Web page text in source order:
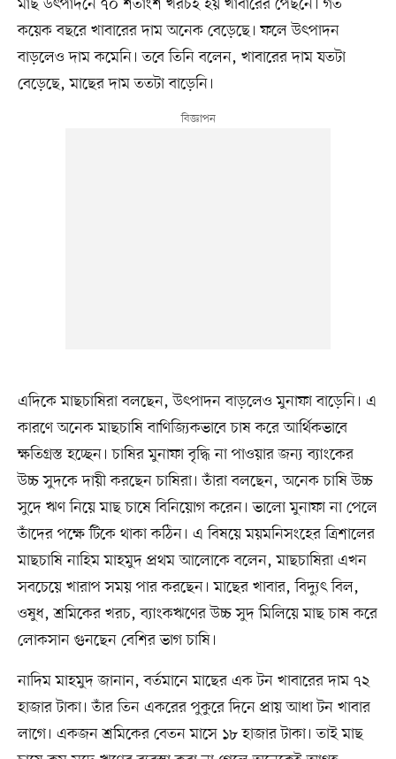
কয়েক বছরে খাবারের দাম অনেক বেড়েছে। ফলে উৎপাদন
বাড়লেও দাম কমেনি। তবে তিনি বলেন, খাবারের দাম যতটা
বেড়েছে, মাছের দাম ততটা বাড়েনি।
এদিকে মাছচাষিরা বলছেন, উৎপাদন বাড়লেও মুনাফা বাড়েনি। এ
কারণে অনেক মাছচাষি বাণিজ্যিকভাবে চাষ করে আর্থিকভাবে
ক্ষতিগ্রস্ত হচ্ছেন। চাষির মুনাফা বৃদ্ধি না পাওয়ার জন্য ব্যাংকের
উচ্চ সুদকে দায়ী করছেন চাষিরা। তাঁরা বলছেন, অনেক চাষি উচ্চ
সুদে ঋণ নিয়ে মাছ চাষে বিনিয়োগ করেন। ভালো মুনাফা না পেলে
তাঁদের পক্ষে টিকে থাকা কঠিন। এ বিষয়ে ময়মনিসংহের ত্রিশালের
মাছচাষি নাহিম মাহমুদ প্রথম আলোকে বলেন, মাছচাষিরা এখন
সবচেয়ে খারাপ সময় পার করছেন। মাছের খাবার, বিদ্যুৎ বিল,
ওষুধ, শ্রমিকের খরচ, ব্যাংকঋণের উচ্চ সুদ মিলিয়ে মাছ চাষ করে
লোকসান গুনছেন বেশির ভাগ চাষি।
নাদিম মাহমুদ জানান, বর্তমানে মাছের এক টন খাবারের দাম ৭২
হাজার টাকা। তাঁর তিন একরের পুকুরে দিনে প্রায় আধা টন খাবার
লাগে। একজন শ্রমিকের বেতন মাসে ১৮ হাজার টাকা। তাই মাছ